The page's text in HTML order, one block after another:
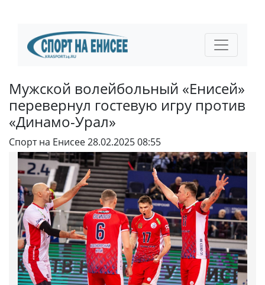
Мужской волейбольный «Енисей»
перевернул гостевую игру против
«Динамо-Урал»
Спорт на Енисее28.02.2025 08:55